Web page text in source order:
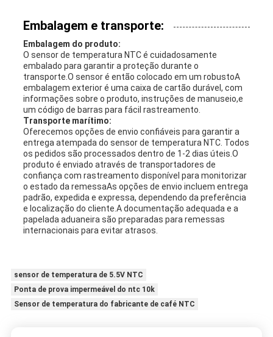
Embalagem e transporte:
Embalagem do produto:
O sensor de temperatura NTC é cuidadosamente
embalado para garantir a proteção durante o
transporte.O sensor é então colocado em um robustoA
embalagem exterior é uma caixa de cartão durável, com
informações sobre o produto, instruções de manuseio,e
um código de barras para fácil rastreamento.
Transporte marítimo:
Oferecemos opções de envio confiáveis para garantir a
entrega atempada do sensor de temperatura NTC. Todos
os pedidos são processados dentro de 1-2 dias úteis.O
produto é enviado através de transportadores de
confiança com rastreamento disponível para monitorizar
o estado da remessaAs opções de envio incluem entrega
padrão, expedida e expressa, dependendo da preferência
e localização do cliente.A documentação adequada e a
papelada aduaneira são preparadas para remessas
internacionais para evitar atrasos.
sensor de temperatura de 5.5V NTC
Ponta de prova impermeável do ntc 10k
Sensor de temperatura do fabricante de café NTC